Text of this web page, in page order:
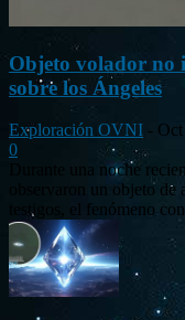
Objeto volador no
sobre los Ángeles
Exploración OVNI -
0
Durante una noche
observaron un objeto
testigos, el fenómeno